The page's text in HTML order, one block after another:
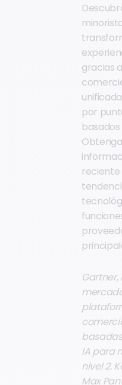
gracias
por
basados
Gartner,
IA para
nivel 2.
Max